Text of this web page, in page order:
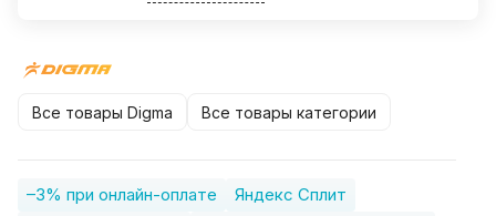
Все товары Digma Все товары категории
–3% при онлайн-оплате
Яндекс Сплит